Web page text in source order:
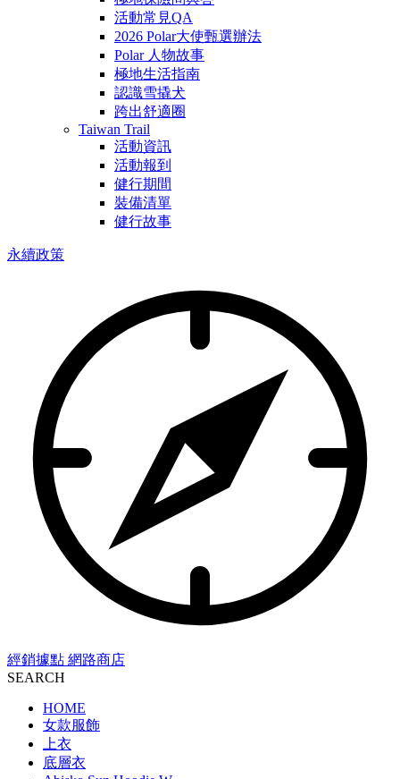
活動常見QA
2026 Polar大使甄選辦法
Polar 人物故事
極地生活指南
認識雪撬犬
跨出舒適圈
Taiwan Trail
活動資訊
活動報到
健行期間
裝備清單
健行故事
永續政策
經銷據點 網路商店
SEARCH
HOME
女款服飾
上衣
底層衣